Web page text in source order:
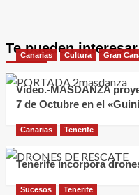
Te pueden interesar
Canarias Cultura Gran
Vídeo.-MASDANZA
7 de Octubre en el
Canarias Tenerife
Tenerife incorpora
Sucesos Tenerife